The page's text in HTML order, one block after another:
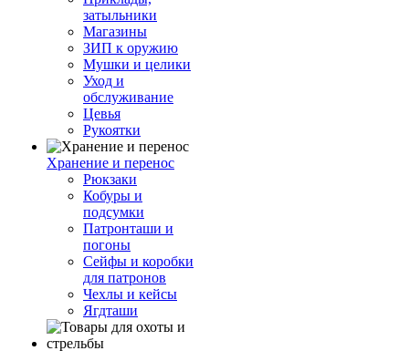
затыльники
Магазины
ЗИП к оружию
Мушки и целики
Уход и
обслуживание
Цевья
Рукоятки
Хранение и перенос
Рюкзаки
Кобуры и
подсумки
Патронташи и
погоны
Сейфы и коробки
для патронов
Чехлы и кейсы
Ягдташи